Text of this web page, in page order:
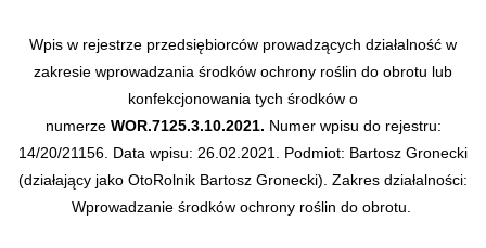
Wpis w rejestrze przedsiębiorców prowadzących działalność w
zakresie wprowadzania środków ochrony roślin do obrotu lub
konfekcjonowania tych środków o
numerze WOR.7125.3.10.2021. Numer wpisu do rejestru:
14/20/21156. Data wpisu: 26.02.2021. Podmiot: Bartosz Gronecki
(działający jako OtoRolnik Bartosz Gronecki). Zakres działalności:
Wprowadzanie środków ochrony roślin do obrotu.